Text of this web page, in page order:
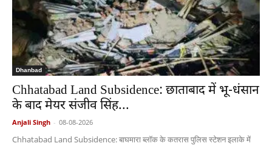
Dhanbad
Chhatabad Land Subsidence: छाताबाद में भू-धंसान
के बाद मेयर संजीव सिंह...
Anjali Singh - 08-08-2026
Chhatabad Land Subsidence: बाघमारा ब्लॉक के कतरास पुलिस स्टेशन इलाके में